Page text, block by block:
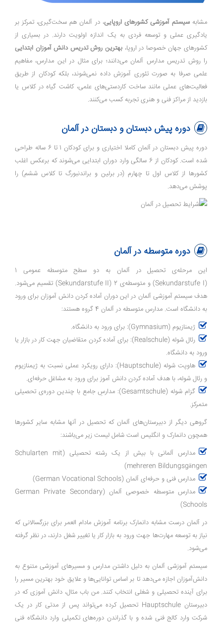
مشابهسیستم آموزشی کشورهای اروپایی، در آلمان هم سخت‌گیری، تمرکز بر
یادگیری عملی و توسعه فردی به یک اندازه اولویت دارند. در بسیاری از
کشور‌های جهان خصوصا در اروپا، بهترین روش تدریس دانش آموزان ابتدایی
را روش تدریس مدارس آلمان می‌دانند؛ برای مثال در این مدارس، مفاهیم
علمی صرفا به ‌صورت تئوری آموزش داده نمی‌شوند، بلکه کودکان از طریق
فعالیت‌های عملی مانند ساخت کاردستی‌های علمی، کاشت گیاه در کلاس یا
بازدید از مراکز فنی و هنری تجربه کسب می‌کنند.
دوره پیش دبستان و دبستان در آلمان
دوره پیش دبستان در آلمان کاملا اختیاری و برای کودکان 1 تا 6 ساله طراحی
شده است. کودکان از 6 سالگی وارد دوران ابتدایی می‌شوند که برعکس اغلب
کشورها از کلاس اول تا چهارم (در برلین و براندنبورگ تا کلاس ششم) را
پوشش می‌دهد.
دوره متوسطه در آلمان
این مرحله‌ی تحصیل در آلمان به دو سطح متوسطه عمومی 1
(Sekundarstufe I) و متوسطه‌ی 2 (Sekundarstufe II) تقسیم می‌شود.
هدف سیستم آموزشی آلمان در این دوران آماده کردن دانش ‌آموزان برای ورود
به دانشگاه است. مدارس متوسطه در آلمان 4 گروه هستند:
ژیمنازیوم (Gymnasium): برای ورود به دانشگاه.
رئال‌ شوله (Realschule): برای آماده کردن متقاضیان جهت کار در بازار یا
ورود به دانشگاه.
هاوپت ‌شوله (Hauptschule): دارای رویکرد عملی نسبت به ژیمنازیوم
و رئال شوله، با هدف آماده کردن دانش آموز برای ورود به مشاغل حرفه‌ای.
گزام ‌شوله (Gesamtschule): مدارسِ جامع با چندین دوره‌ی تحصیلی
متمرکز.
گروهی دیگر از دبیرستان‌های آلمان که تحصیل در آنها مشابه سایر کشورها
همچون دانمارک و انگلیس است شامل لیست زیر می‌باشند:
مدارس آلمانی با بیش از یک رشته تحصیلی (Schularten mit
mehreren Bildungsgängen)
مدارس فنی و حرفه‌ای آلمان (German Vocational Schools)
مدارس متوسطه خصوصی آلمان (German Private Secondary
Schools)
در آلمان درست مشابه دانمارک برنامه آموزش مادام العمر برای بزرگسالانی که
نیاز به توسعه مهارت‌ها جهت ورود به بازار کار یا تغییر شغل دارند، در نظر گرفته
می‌شود.
سیستم آموزشی آلمان به دلیل داشتن مدارس و مسیرهای آموزشی متنوع به
دانش‌آموزان اجازه می‌دهد تا بر اساس توانایی‌ها و علایق خود بهترین مسیر را
برای آینده تحصیلی و شغلی انتخاب کنند. من باب مثال، دانش‌ آموزی که در
دبیرستان Hauptschule تحصیل کرده می‌تواند پس از مدتی کار در یک
شرکت وارد کالج فنی شده و با گذراندن دوره‌های تکمیلی وارد دانشگاه فنی